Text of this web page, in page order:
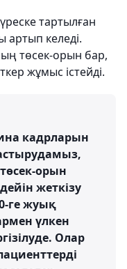
тартылған
келеді.
төсек-орын бар,
жұмыс істейді.
кадрларын
орын
жеткізу
ге жуық
үлкен
Олар